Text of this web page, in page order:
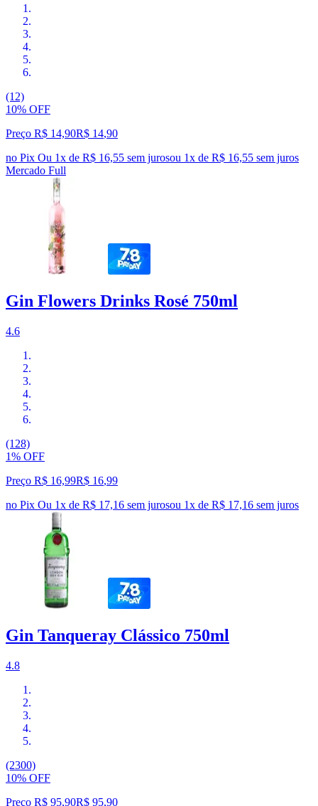
(12)
10% OFF
Preço R$ 14,90R$ 14,90
no Pix Ou 1x de R$ 16,55 sem jurosou 1x de R$ 16,55 sem juros
Mercado Full
Gin Flowers Drinks Rosé 750ml
4.6
(128)
1% OFF
Preço R$ 16,99R$ 16,99
no Pix Ou 1x de R$ 17,16 sem jurosou 1x de R$ 17,16 sem juros
Gin Tanqueray Clássico 750ml
4.8
(2300)
10% OFF
Preço R$ 95,90R$ 95,90